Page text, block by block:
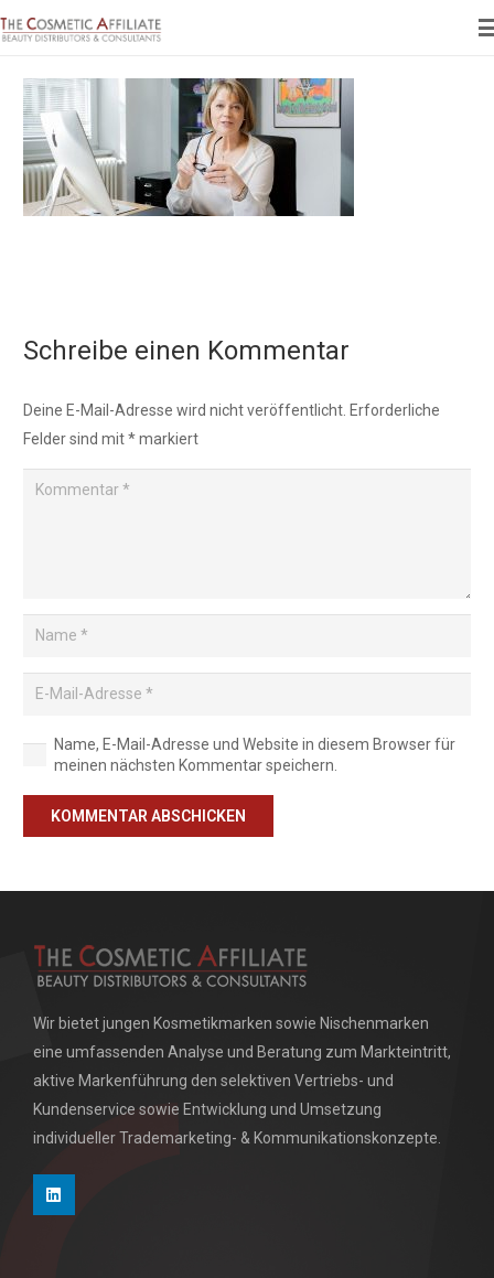
Schreibe einen Kommentar
Deine E-Mail-Adresse wird nicht veröffentlicht. Erforderliche
Felder sind mit*markiert
Name, E-Mail-Adresse und Website in diesem Browser für
meinen nächsten Kommentar speichern.
KOMMENTAR ABSCHICKEN
Wir bietet jungen Kosmetikmarken sowie Nischenmarken
eine umfassenden Analyse und Beratung zum Markteintritt,
aktive Markenführung den selektiven Vertriebs- und
Kundenservice sowie Entwicklung und Umsetzung
individueller Trademarketing- & Kommunikationskonzepte.